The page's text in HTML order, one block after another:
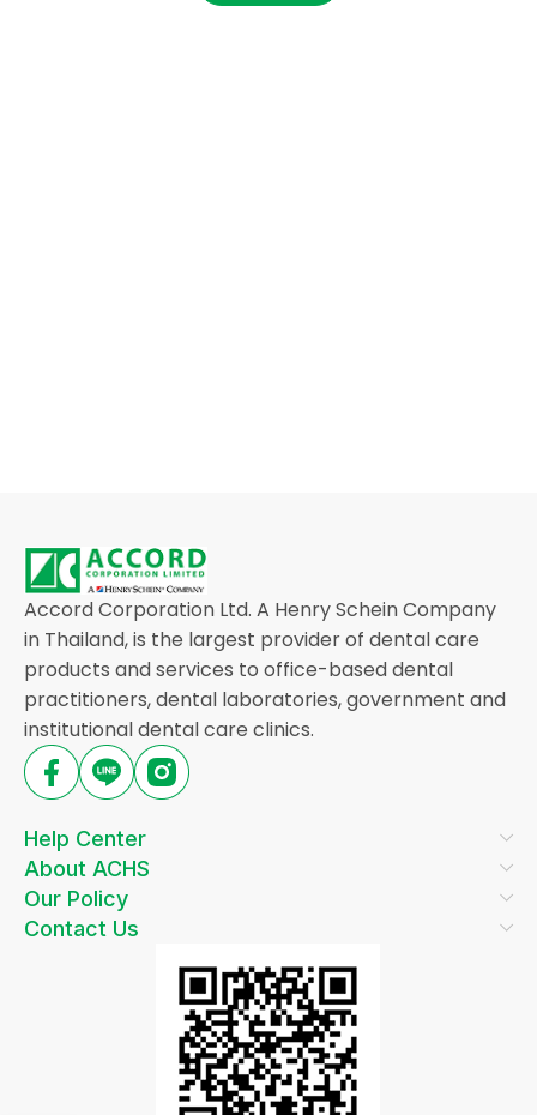
Accord Corporation Ltd. A Henry Schein Company
in Thailand, is the largest provider of dental care
products and services to office-based dental
practitioners, dental laboratories, government and
institutional dental care clinics.
Help Center
About ACHS
Our Policy
Contact Us